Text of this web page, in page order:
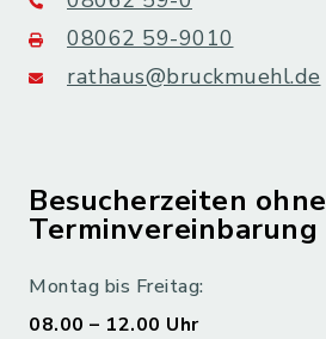
08062 59-9010
rathaus@bruckmuehl.de
Besucherzeiten ohne
Terminvereinbarung
Montag bis Freitag:
08.00 – 12.00 Uhr